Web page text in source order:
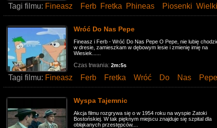
Tagi filmu: Fineasz Ferb Fretka Phineas Piosenki Wielki
Wróć Do Nas Pepe
Fineasz i Ferb - Wróć Do Nas Pepe O Pepe, nie lubię
w dresie, zamieszkam w dębowym lesie i zmienię imię na
Wiesiek......
Czas trwania: 2m:5s
Tagi filmu: Fineasz Ferb Fretka Wróć Do Nas Pepe
Wyspa Tajemnic
Akcja filmu rozgrywa się o w 1954 roku na wyspie Zatoki
Bostońskiej. W tak pięknym miejscu znajduje się szpital dla
obłąkanych przestępców....